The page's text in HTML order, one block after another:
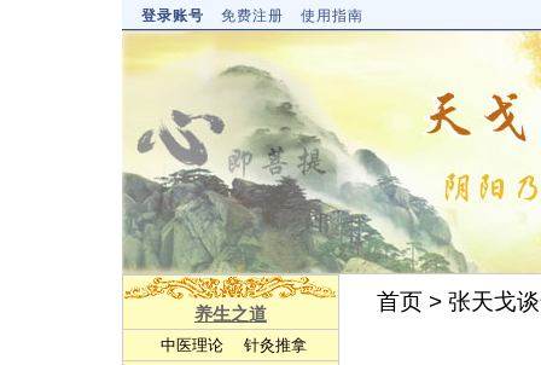
登录账号 免费注册 使用指南
养生之道
中医理论
针灸推拿
首页 > 张天戈